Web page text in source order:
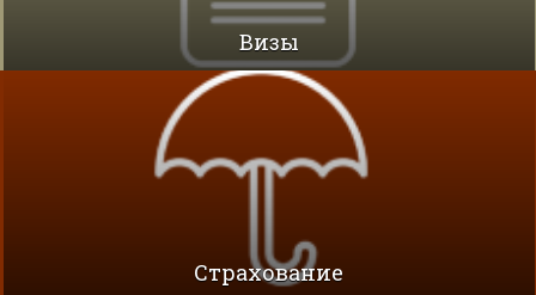
Визы
Cтрахование